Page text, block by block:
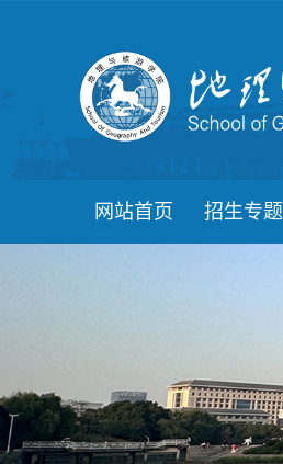
网站首页 招生专题